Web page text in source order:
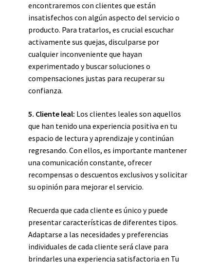
encontraremos con clientes que están
insatisfechos con algún aspecto del servicio o
producto. Para tratarlos, es crucial escuchar
activamente sus quejas, disculparse por
cualquier inconveniente que hayan
experimentado y buscar soluciones o
compensaciones justas para recuperar su
confianza.
5. Cliente leal: Los clientes leales son aquellos
que han tenido una experiencia positiva en tu
espacio de lectura y aprendizaje y continúan
regresando. Con ellos, es importante mantener
una comunicación constante, ofrecer
recompensas o descuentos exclusivos y solicitar
su opinión para mejorar el servicio.
Recuerda que cada cliente es único y puede
presentar características de diferentes tipos.
Adaptarse a las necesidades y preferencias
individuales de cada cliente será clave para
brindarles una experiencia satisfactoria en Tu